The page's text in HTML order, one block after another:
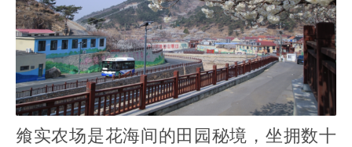
飨实农场是花海间的田园秘境，坐拥数十